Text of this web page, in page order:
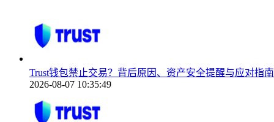
Trust钱包禁止交易？背后原因、资产安全提醒与应对指南
2026-08-07 10:35:49